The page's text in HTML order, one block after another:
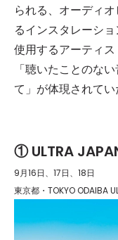
られる、オーディ
るインスタレーシ
使用するアーティ
「聴いたことのな
て」が体現されてい
① ULTRA
9月16日、17日、18日
東京都・TOKYO ODAIBA